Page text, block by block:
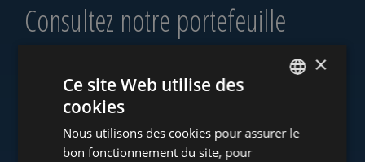
Consultez notre portefeuille
HUNGARIAN
×
Ce site Web utilise des
cookies
Nous utilisons des cookies pour assurer le
bon fonctionnement du site, pour